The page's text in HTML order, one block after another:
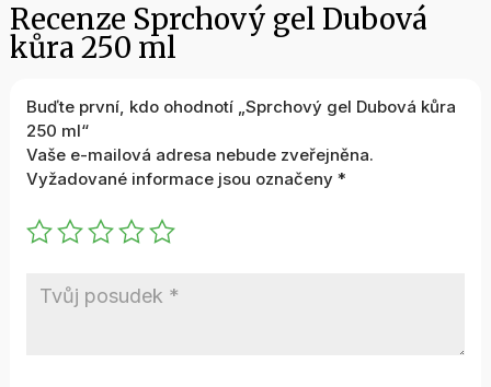
Recenze Sprchový gel Dubová
kůra 250 ml
Buďte první, kdo ohodnotí „Sprchový gel Dubová kůra
250 ml“
Vaše e-mailová adresa nebude zveřejněna.
Vyžadované informace jsou označeny *